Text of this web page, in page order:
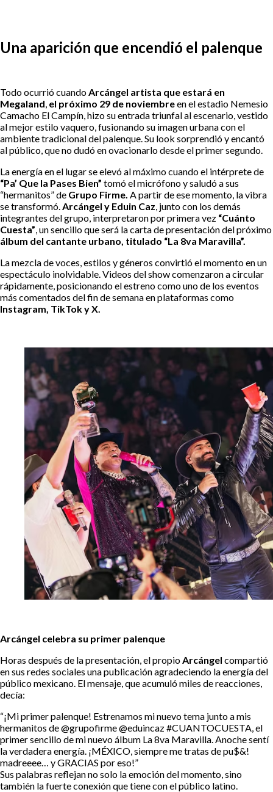
Una aparición que encendió el palenque
Todo ocurrió cuando Arcángel artista que estará en
Megaland el próximo 29 de noviembreen el estadio Nemesio
Camacho El Campín, hizo su entrada triunfal al escenario, vestido
al mejor estilo vaquero, fusionando su imagen urbana con el
ambiente tradicional del palenque. Su look sorprendió y encantó
al público, que no dudó en ovacionarlo desde el primer segundo.
La energía en el lugar se elevó al máximo cuando el intérprete de
“Pa’ Que la Pases Bien” tomó el micrófono y saludó a sus
“hermanitos” de Grupo Firme. A partir de ese momento, la vibra
se transformó. Arcángel y Eduin Caz , junto con los demás
integrantes del grupo, interpretaron por primera vez “Cuánto
Cuesta” , un sencillo que será la carta de presentación del próximo
álbum del cantante urbano, titulado “La 8va Maravilla”.
La mezcla de voces, estilos y géneros convirtió el momento en un
espectáculo inolvidable. Videos del show comenzaron a circular
rápidamente, posicionando el estreno como uno de los eventos
más comentados del fin de semana en plataformas como
Instagram, TikTok y X.
Arcángel celebra su primer palenque
Horas después de la presentación, el propio Arcángel compartió
en sus redes sociales una publicación agradeciendo la energía del
público mexicano. El mensaje, que acumuló miles de reacciones,
decía:
“¡Mi primer palenque! Estrenamos mi nuevo tema junto a mis
hermanitos de @grupofirme @eduincaz #CUANTOCUESTA, el
primer sencillo de mi nuevo álbum La 8va Maravilla. Anoche sentí
la verdadera energía. ¡MÉXICO, siempre me tratas de pu$&!
madreeee… y GRACIAS por eso!”
Sus palabras reflejan no solo la emoción del momento, sino
también la fuerte conexión que tiene con el público latino.